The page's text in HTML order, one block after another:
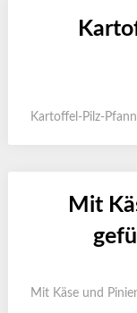
Kartoffel-Pilz-
Mit
Mit Käse und